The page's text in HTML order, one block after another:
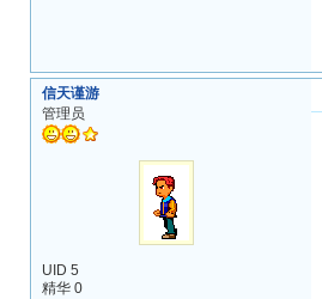
信天谨游
管理员
UID 5
精华 0